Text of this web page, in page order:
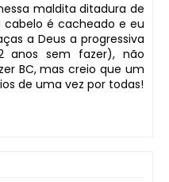
maldita ditadura de
cabelo é cacheado e eu
a Deus a progressiva
anos sem fazer), não
BC, mas creio que um
de uma vez por todas!